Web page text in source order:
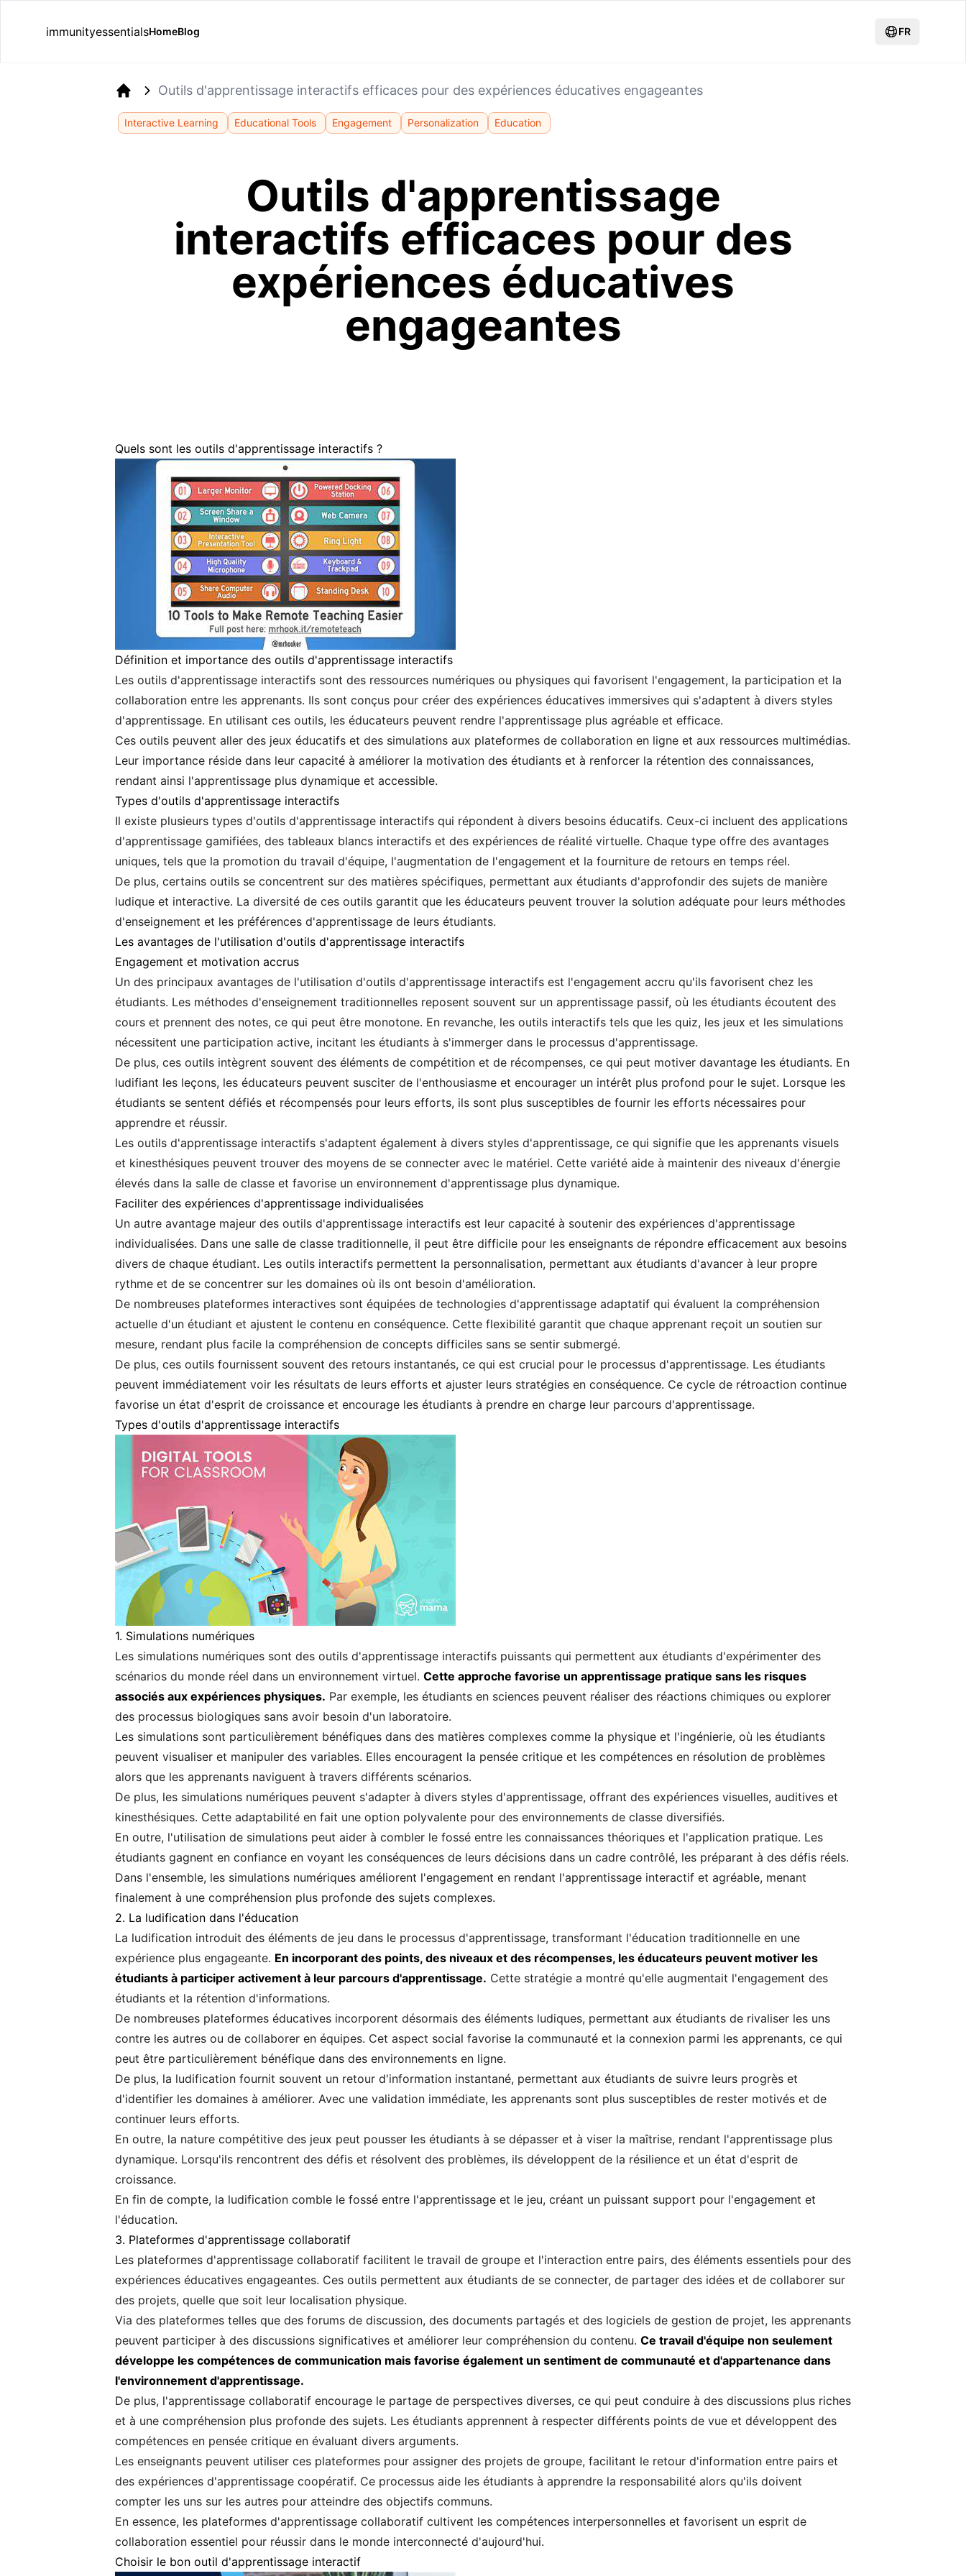
immunityessentialsHomeBlog FR
Outils d'apprentissage interactifs efficaces pour des expériences éducatives engageantes
Interactive Learning Educational Tools Engagement Personalization Education
Outils d'apprentissage
interactifs efficaces pour des
expériences éducatives
engageantes
Quels sont les outils d'apprentissage interactifs ?
Définition et importance des outils d'apprentissage interactifs
Les outils d'apprentissage interactifs sont des ressources numériques ou physiques qui favorisent l'engagement, la participation et la
collaboration entre les apprenants. Ils sont conçus pour créer des expériences éducatives immersives qui s'adaptent à divers styles
d'apprentissage. En utilisant ces outils, les éducateurs peuvent rendre l'apprentissage plus agréable et efficace.
Ces outils peuvent aller des jeux éducatifs et des simulations aux plateformes de collaboration en ligne et aux ressources multimédias.
Leur importance réside dans leur capacité à améliorer la motivation des étudiants et à renforcer la rétention des connaissances,
rendant ainsi l'apprentissage plus dynamique et accessible.
Types d'outils d'apprentissage interactifs
Il existe plusieurs types d'outils d'apprentissage interactifs qui répondent à divers besoins éducatifs. Ceux-ci incluent des applications
d'apprentissage gamifiées, des tableaux blancs interactifs et des expériences de réalité virtuelle. Chaque type offre des avantages
uniques, tels que la promotion du travail d'équipe, l'augmentation de l'engagement et la fourniture de retours en temps réel.
De plus, certains outils se concentrent sur des matières spécifiques, permettant aux étudiants d'approfondir des sujets de manière
ludique et interactive. La diversité de ces outils garantit que les éducateurs peuvent trouver la solution adéquate pour leurs méthodes
d'enseignement et les préférences d'apprentissage de leurs étudiants.
Les avantages de l'utilisation d'outils d'apprentissage interactifs
Engagement et motivation accrus
Un des principaux avantages de l'utilisation d'outils d'apprentissage interactifs est l'engagement accru qu'ils favorisent chez les
étudiants. Les méthodes d'enseignement traditionnelles reposent souvent sur un apprentissage passif, où les étudiants écoutent des
cours et prennent des notes, ce qui peut être monotone. En revanche, les outils interactifs tels que les quiz, les jeux et les simulations
nécessitent une participation active, incitant les étudiants à s'immerger dans le processus d'apprentissage.
De plus, ces outils intègrent souvent des éléments de compétition et de récompenses, ce qui peut motiver davantage les étudiants. En
ludifiant les leçons, les éducateurs peuvent susciter de l'enthousiasme et encourager un intérêt plus profond pour le sujet. Lorsque les
étudiants se sentent défiés et récompensés pour leurs efforts, ils sont plus susceptibles de fournir les efforts nécessaires pour
apprendre et réussir.
Les outils d'apprentissage interactifs s'adaptent également à divers styles d'apprentissage, ce qui signifie que les apprenants visuels
et kinesthésiques peuvent trouver des moyens de se connecter avec le matériel. Cette variété aide à maintenir des niveaux d'énergie
élevés dans la salle de classe et favorise un environnement d'apprentissage plus dynamique.
Faciliter des expériences d'apprentissage individualisées
Un autre avantage majeur des outils d'apprentissage interactifs est leur capacité à soutenir des expériences d'apprentissage
individualisées. Dans une salle de classe traditionnelle, il peut être difficile pour les enseignants de répondre efficacement aux besoins
divers de chaque étudiant. Les outils interactifs permettent la personnalisation, permettant aux étudiants d'avancer à leur propre
rythme et de se concentrer sur les domaines où ils ont besoin d'amélioration.
De nombreuses plateformes interactives sont équipées de technologies d'apprentissage adaptatif qui évaluent la compréhension
actuelle d'un étudiant et ajustent le contenu en conséquence. Cette flexibilité garantit que chaque apprenant reçoit un soutien sur
mesure, rendant plus facile la compréhension de concepts difficiles sans se sentir submergé.
De plus, ces outils fournissent souvent des retours instantanés, ce qui est crucial pour le processus d'apprentissage. Les étudiants
peuvent immédiatement voir les résultats de leurs efforts et ajuster leurs stratégies en conséquence. Ce cycle de rétroaction continue
favorise un état d'esprit de croissance et encourage les étudiants à prendre en charge leur parcours d'apprentissage.
Types d'outils d'apprentissage interactifs
1. Simulations numériques
Les simulations numériques sont des outils d'apprentissage interactifs puissants qui permettent aux étudiants d'expérimenter des
scénarios du monde réel dans un environnement virtuel. Cette approche favorise un apprentissage pratique sans les risques
associés aux expériences physiques. Par exemple, les étudiants en sciences peuvent réaliser des réactions chimiques ou explorer
des processus biologiques sans avoir besoin d'un laboratoire.
Les simulations sont particulièrement bénéfiques dans des matières complexes comme la physique et l'ingénierie, où les étudiants
peuvent visualiser et manipuler des variables. Elles encouragent la pensée critique et les compétences en résolution de problèmes
alors que les apprenants naviguent à travers différents scénarios.
De plus, les simulations numériques peuvent s'adapter à divers styles d'apprentissage, offrant des expériences visuelles, auditives et
kinesthésiques. Cette adaptabilité en fait une option polyvalente pour des environnements de classe diversifiés.
En outre, l'utilisation de simulations peut aider à combler le fossé entre les connaissances théoriques et l'application pratique. Les
étudiants gagnent en confiance en voyant les conséquences de leurs décisions dans un cadre contrôlé, les préparant à des défis réels.
Dans l'ensemble, les simulations numériques améliorent l'engagement en rendant l'apprentissage interactif et agréable, menant
finalement à une compréhension plus profonde des sujets complexes.
2. La ludification dans l'éducation
La ludification introduit des éléments de jeu dans le processus d'apprentissage, transformant l'éducation traditionnelle en une
expérience plus engageante. En incorporant des points, des niveaux et des récompenses, les éducateurs peuvent motiver les
étudiants à participer activement à leur parcours d'apprentissage. Cette stratégie a montré qu'elle augmentait l'engagement des
étudiants et la rétention d'informations.
De nombreuses plateformes éducatives incorporent désormais des éléments ludiques, permettant aux étudiants de rivaliser les uns
contre les autres ou de collaborer en équipes. Cet aspect social favorise la communauté et la connexion parmi les apprenants, ce qui
peut être particulièrement bénéfique dans des environnements en ligne.
De plus, la ludification fournit souvent un retour d'information instantané, permettant aux étudiants de suivre leurs progrès et
d'identifier les domaines à améliorer. Avec une validation immédiate, les apprenants sont plus susceptibles de rester motivés et de
continuer leurs efforts.
En outre, la nature compétitive des jeux peut pousser les étudiants à se dépasser et à viser la maîtrise, rendant l'apprentissage plus
dynamique. Lorsqu'ils rencontrent des défis et résolvent des problèmes, ils développent de la résilience et un état d'esprit de
croissance.
En fin de compte, la ludification comble le fossé entre l'apprentissage et le jeu, créant un puissant support pour l'engagement et
l'éducation.
3. Plateformes d'apprentissage collaboratif
Les plateformes d'apprentissage collaboratif facilitent le travail de groupe et l'interaction entre pairs, des éléments essentiels pour des
expériences éducatives engageantes. Ces outils permettent aux étudiants de se connecter, de partager des idées et de collaborer sur
des projets, quelle que soit leur localisation physique.
Via des plateformes telles que des forums de discussion, des documents partagés et des logiciels de gestion de projet, les apprenants
peuvent participer à des discussions significatives et améliorer leur compréhension du contenu. Ce travail d'équipe non seulement
développe les compétences de communication mais favorise également un sentiment de communauté et d'appartenance dans
l'environnement d'apprentissage.
De plus, l'apprentissage collaboratif encourage le partage de perspectives diverses, ce qui peut conduire à des discussions plus riches
et à une compréhension plus profonde des sujets. Les étudiants apprennent à respecter différents points de vue et développent des
compétences en pensée critique en évaluant divers arguments.
Les enseignants peuvent utiliser ces plateformes pour assigner des projets de groupe, facilitant le retour d'information entre pairs et
des expériences d'apprentissage coopératif. Ce processus aide les étudiants à apprendre la responsabilité alors qu'ils doivent
compter les uns sur les autres pour atteindre des objectifs communs.
En essence, les plateformes d'apprentissage collaboratif cultivent les compétences interpersonnelles et favorisent un esprit de
collaboration essentiel pour réussir dans le monde interconnecté d'aujourd'hui.
Choisir le bon outil d'apprentissage interactif